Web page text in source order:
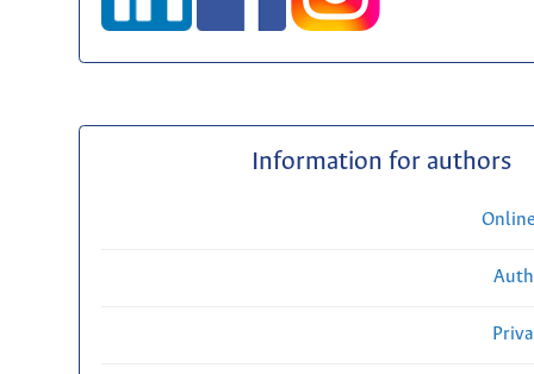
Information for authors